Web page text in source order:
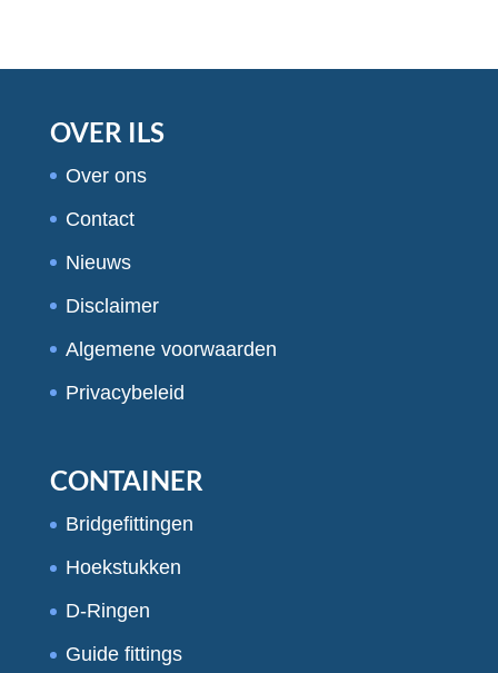
OVER ILS
Over ons
Contact
Nieuws
Disclaimer
Algemene voorwaarden
Privacybeleid
CONTAINER
Bridgefittingen
Hoekstukken
D-Ringen
Guide fittings